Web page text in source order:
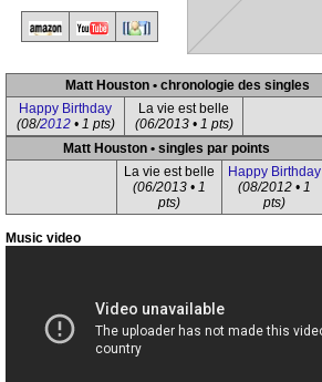
Matt Houston • chronologie des singles
Happy Birthday
(08/2012• 1 pts)
La vie est belle
(06/2013 • 1 pts)
Matt Houston • singles par points
La vie est belle
(06/2013 • 1
pts)
Happy Birthday
(08/2012 • 1
pts)
Music video